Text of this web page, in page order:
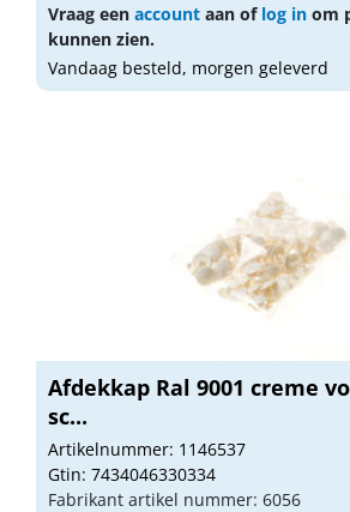
Vraag een account aan of log in om
kunnen zien.
Vandaag besteld, morgen geleverd
Afdekkap Ral 9001 creme
sc...
Artikelnummer: 1146537
Gtin: 7434046330334
Fabrikant artikel nummer: 6056